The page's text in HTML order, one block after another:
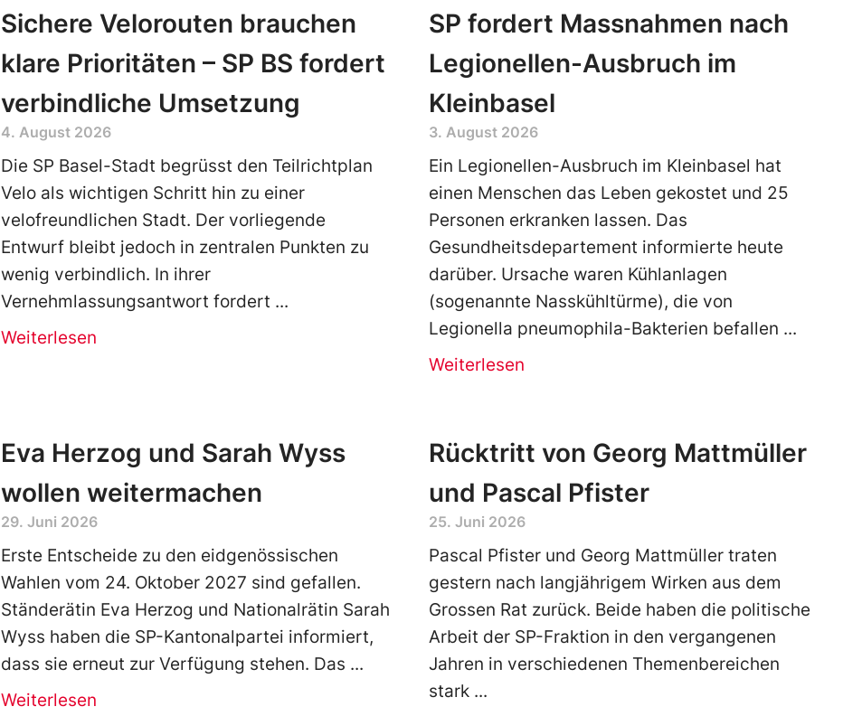
Sichere Velorouten brauchen
klare Prioritäten – SP BS fordert
verbindliche Umsetzung
4. August 2026
Die SP Basel-Stadt begrüsst den Teilrichtplan
Velo als wichtigen Schritt hin zu einer
velofreundlichen Stadt. Der vorliegende
Entwurf bleibt jedoch in zentralen Punkten zu
wenig verbindlich. In ihrer
Vernehmlassungsantwort fordert
Weiterlesen
SP fordert Massnahmen nach
Legionellen-Ausbruch im
Kleinbasel
3. August 2026
Ein Legionellen-Ausbruch im Kleinbasel hat
einen Menschen das Leben gekostet und 25
Personen erkranken lassen. Das
Gesundheitsdepartement informierte heute
darüber. Ursache waren Kühlanlagen
(sogenannte Nasskühltürme), die von
Legionella pneumophila-Bakterien befallen
Weiterlesen
Eva Herzog und Sarah Wyss
wollen weitermachen
29. Juni 2026
Erste Entscheide zu den eidgenössischen
Wahlen vom 24. Oktober 2027 sind gefallen.
Ständerätin Eva Herzog und Nationalrätin Sarah
Wyss haben die SP-Kantonalpartei informiert,
dass sie erneut zur Verfügung stehen. Das
Weiterlesen
Rücktritt von Georg Mattmüller
und Pascal Pfister
25. Juni 2026
Pascal Pfister und Georg Mattmüller traten
gestern nach langjährigem Wirken aus dem
Grossen Rat zurück. Beide haben die politische
Arbeit der SP-Fraktion in den vergangenen
Jahren in verschiedenen Themenbereichen
stark